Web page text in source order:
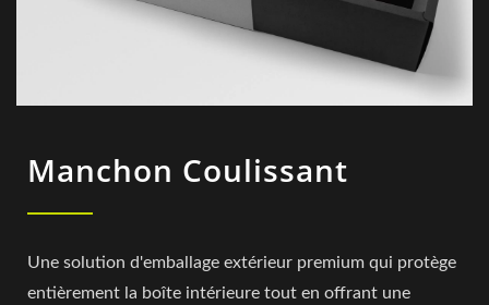
Manchon Coulissant
Une solution d'emballage extérieur premium qui protège
entièrement la boîte intérieure tout en offrant une